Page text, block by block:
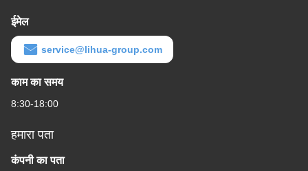
ईमेल
service@lihua-group.com
काम का समय
8:30-18:00
हमारा पता
कंपनी का पता